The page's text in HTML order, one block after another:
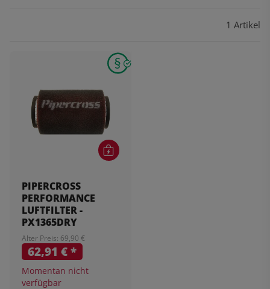
1 Artikel
PIPERCROSS
PERFORMANCE
LUFTFILTER -
PX1365DRY
Alter Preis: 69,90 €
62,91 €*
Momentan nicht
verfügbar